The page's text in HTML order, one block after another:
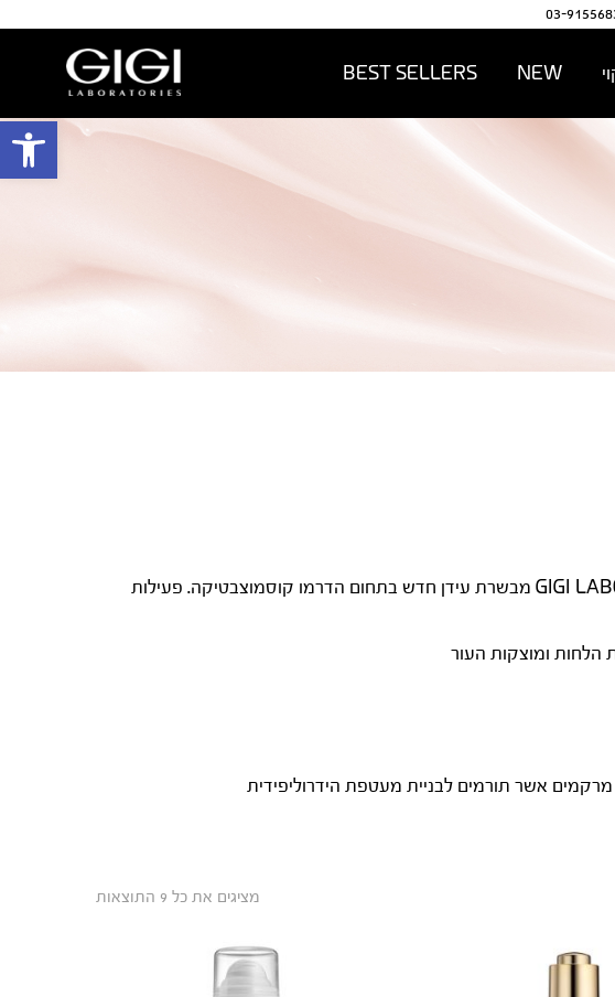
NEW
BEST SELLERS
הסדרה החדשה NEW AGE G4 אשר פותחה על ידי כימאים ודרמטולוגים של צוות הפיתוח של GIGI LABORATORIES מבשרת עידן חדש בתחום הדרמו קוסמוצבטיקה. פעילות
אשר תורמים לבניית מעטפת הידרוליפידית
מציגים את כל ⁦9⁩ התוצאות